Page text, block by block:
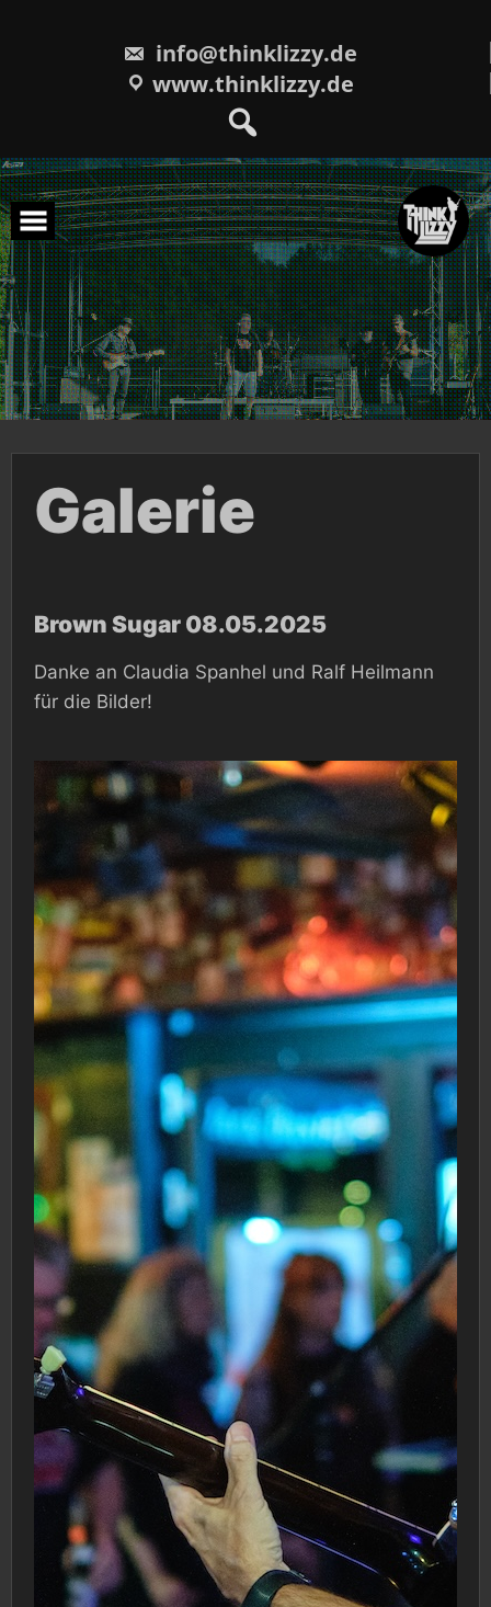
info@thinklizzy.de
www.thinklizzy.de
Galerie
Brown Sugar 08.05.2025
Danke an Claudia Spanhel und Ralf Heilmann
für die Bilder!